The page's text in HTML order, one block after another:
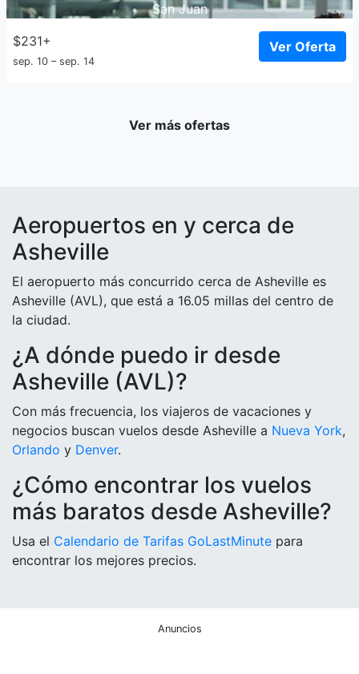
San Juan
$231+
sep. 10 – sep. 14
Ver Oferta
Ver más ofertas
Aeropuertos en y cerca de
Asheville
El aeropuerto más concurrido cerca de Asheville es
Asheville (AVL), que está a 16.05 millas del centro de
la ciudad.
¿A dónde puedo ir desde
Asheville (AVL)?
Con más frecuencia, los viajeros de vacaciones y
negocios buscan vuelos desde Asheville a Nueva York,
Orlando y Denver.
¿Cómo encontrar los vuelos
más baratos desde Asheville?
Usa el Calendario de Tarifas GoLastMinute para
encontrar los mejores precios.
Anuncios